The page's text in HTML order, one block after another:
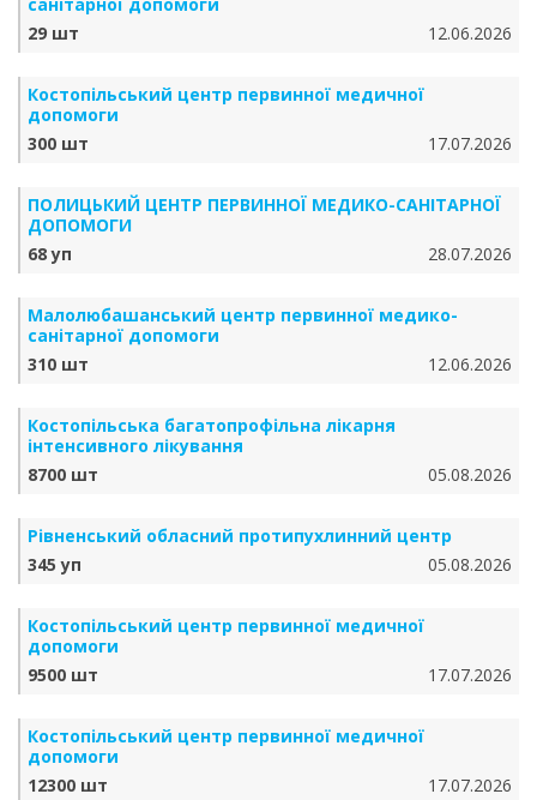
29 шт
12.06.2026
Костопільський центр первинної медичної
допомоги
300 шт
17.07.2026
ПОЛИЦЬКИЙ ЦЕНТР ПЕРВИННОЇ МЕДИКО-САНІТАРНОЇ
ДОПОМОГИ
68 уп
28.07.2026
Малолюбашанський центр первинної медико-
санітарної допомоги
310 шт
12.06.2026
Костопільська багатопрофільна лікарня
інтенсивного лікування
8700 шт
05.08.2026
Рівненський обласний протипухлинний центр
345 уп
05.08.2026
Костопільський центр первинної медичної
допомоги
9500 шт
17.07.2026
Костопільський центр первинної медичної
допомоги
12300 шт
17.07.2026